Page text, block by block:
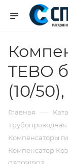
TEBO
(10/
Главная —
Трубопроводная
Компенсаторы
Компенсатор